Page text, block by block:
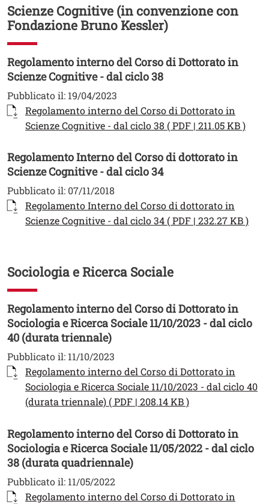
Scienze Cognitive (in convenzione con
Fondazione Bruno Kessler)
Regolamento interno del Corso di Dottorato in
Scienze Cognitive - dal ciclo 38
Pubblicato il: 19/04/2023
Documento
Regolamento interno del Corso di Dottorato in
Scienze Cognitive - dal ciclo 38 ( PDF | 211.05 KB )Apri
Regolamento Interno del Corso di dottorato in
Scienze Cognitive - dal ciclo 34
Pubblicato il: 07/11/2018
Documento
Regolamento Interno del Corso di dottorato in
Scienze Cognitive - dal ciclo 34 ( PDF | 232.27 KB )
Sociologia e Ricerca Sociale
Regolamento interno del Corso di Dottorato in
Sociologia e Ricerca Sociale 11/10/2023 - dal ciclo
40 (durata triennale)
Pubblicato il: 11/10/2023
Documento
Regolamento interno del Corso di Dottorato in
Sociologia e Ricerca Sociale 11/10/2023 - dal ciclo 40
(durata triennale) ( PDF | 208.14 KB )Apri il link in
Regolamento interno del Corso di Dottorato in
Sociologia e Ricerca Sociale 11/05/2022 - dal ciclo
38 (durata quadriennale)
Pubblicato il: 11/05/2022
Documento
Regolamento interno del Corso di Dottorato in